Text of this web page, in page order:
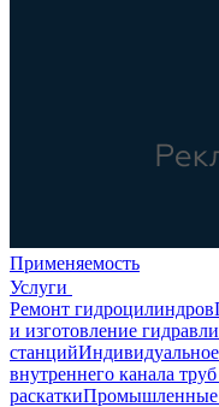
Применяемость
Услуги
Ремонт гидроцилиндров
и изготовление
станций
внутреннего канала
раскаткиПромышленные